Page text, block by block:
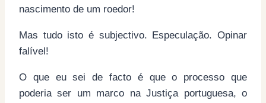
nascimento de um roedor!
Mas tudo isto é subjectivo. Especulação. Opinar
falível!
O que eu sei de facto é que o processo que
poderia ser um marco na Justiça portuguesa, o